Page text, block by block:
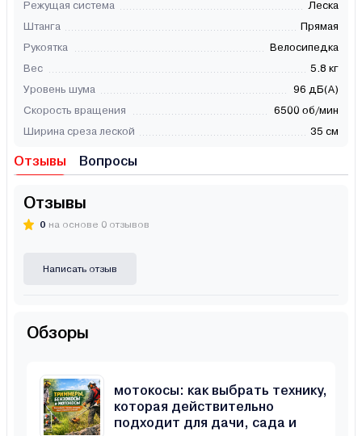
Режущая система
Леска
Штанга
Прямая
Рукоятка
Велосипедка
Вес
5.8 кг
Уровень шума
96 дБ(А)
Скорость вращения
6500 об/мин
Ширина среза леской
35 см
Отзывы Вопросы
Отзывы
0 на основе 0 отзывов
Написать отзыв
Обзоры
мотокосы: как выбрать технику,
которая действительно
подходит для дачи, сада и